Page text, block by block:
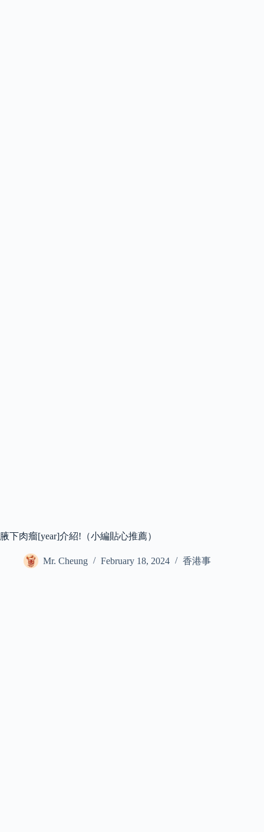
腋下肉瘤[year]介紹!（小編貼心推薦）
Mr. Cheung February 18, 2024 香港事